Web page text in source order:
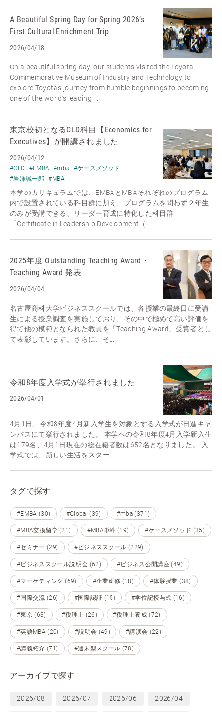
A Beautiful Spring Day for Spring 2026’s
First Cultural Enrichment Trip
2026/04/18
On a beautiful spring day, our students visited the Toyota
Commemorative Museum of Industry and Technology to
explore Toyota’s journey from humble beginnings to becoming
one of the world’s leading ...
東京校初となるCLD科目【Economics for
Executives】が開講されました
2026/04/12
#CLD #EMBA #mba
#ケースメソッド
#岩澤誠一郎
#MBA
本学のカリキュラムでは、EMBAとMBAそれぞれのプログラム
内で設置されている科目群に加え、プログラムを問わず２年生
のみが受講できる、リーダー育成に特化した科目群
「Certificate in Leadership Development（...
2025年度 Outstanding Teaching Award・
Teaching Award 発表
2026/04/04
名古屋商科大学ビジネススクールでは、各授業の最終日に受講
生による授業調査を実施しており、その中で極めて高い評価を
得て他の模範となられた教員を「Teaching Award」受賞者とし
て表彰しています。さらに、そ...
令和8年度入学式が挙行されました
2026/04/01
4月1日、令和8年度4月新入学生を対象とする入学式が日進キャ
ンパスにて挙行されました。 本学への令和8年度4月入学新入生
は179名、4月1日現在の総在籍者数は652名となりました。 入
学式では、新しい生活をスター...
タグで探す
#EMBA (30) #Global (39) #mba (371)
#MBA交換留学 (21) #MBA単科 (19) #ケースメソッド (35)
#セミナー (29) #ビジネススクール (229)
#ビジネススクール説明会 (62) #ビジネス公開講座 (49)
#マーケティング (69) #企業研修 (18) #体験授業 (38)
#国際交流 (26) #国際認証 (15) #学位記授与式 (16)
#東京 (63) #税理士 (26) #税理士養成 (72)
#英語MBA (20) #説明会 (49) #講演会 (22)
#講義紹介 (71) #週末型スクール (78)
アーカイブで探す
2026/08 2026/07 2026/06 2026/04